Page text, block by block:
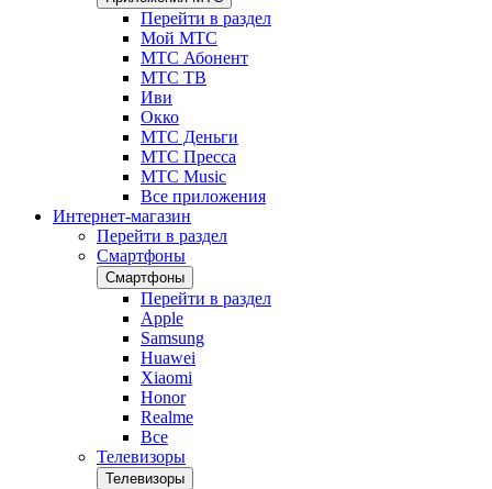
Перейти в раздел
Мой МТС
МТС Абонент
МТС ТВ
Иви
Окко
МТС Деньги
МТС Пресса
МТС Music
Все приложения
Интернет-магазин
Перейти в раздел
Смартфоны
Смартфоны
Перейти в раздел
Apple
Samsung
Huawei
Xiaomi
Honor
Realme
Все
Телевизоры
Телевизоры